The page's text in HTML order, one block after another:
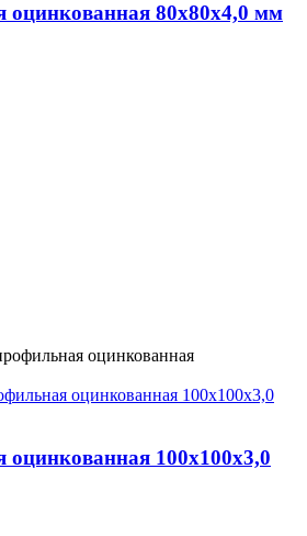
оцинкованная 80x80x4,0 мм
оцинкованная
оцинкованная 100x100x3,0